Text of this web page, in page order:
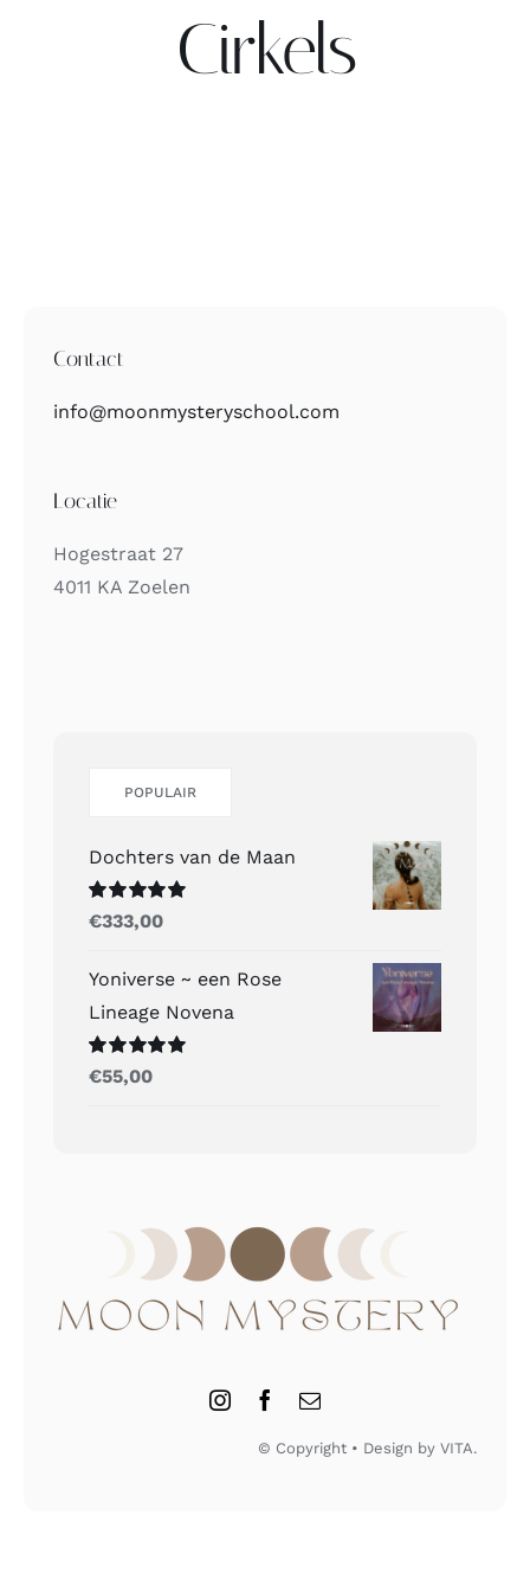
Contact
Cirkels
Contact
info@moonmysteryschool.com
Locatie
Hogestraat 27
4011 KA Zoelen
POPULAIR
Dochters van de Maan
Gewaardeerd
uit 5
€333,00
Yoniverse ~ een Rose
Lineage Novena
Gewaardeerd
uit 5
€55,00
© Copyright • Design by VITA.